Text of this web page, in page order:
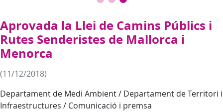
Aprovada la Llei de Camins Públics i
Rutes Senderistes de Mallorca i
Menorca
(11/12/2018)
Departament de Medi Ambient / Departament de Territori i
Infraestructures / Comunicació i premsa